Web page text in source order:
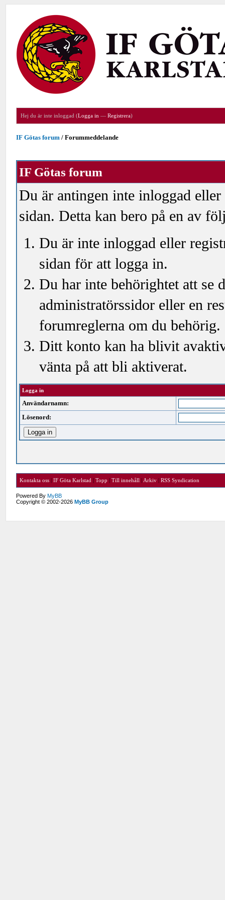
Hej du är inte inloggad (Logga in —Registrera)
IF Götas forum /Forummeddelande
IF Götas forum
Du är antingen inte inloggad
sidan. Detta kan bero på en av
Du är inte inloggad eller
sidan för att logga in.
Du har inte behörightet att se
administratörssidor eller en
forumreglerna om du behörig.
Ditt konto kan ha blivit
vänta på att bli aktiverat.
Logga in
Användarnamn:
Lösenord:
Kontakta oss |IF Göta Karlstad |Topp |Till innehåll | Arkiv |RSS Syndication
Powered ByMyBB
Copyright © 2002-2026MyBB Group